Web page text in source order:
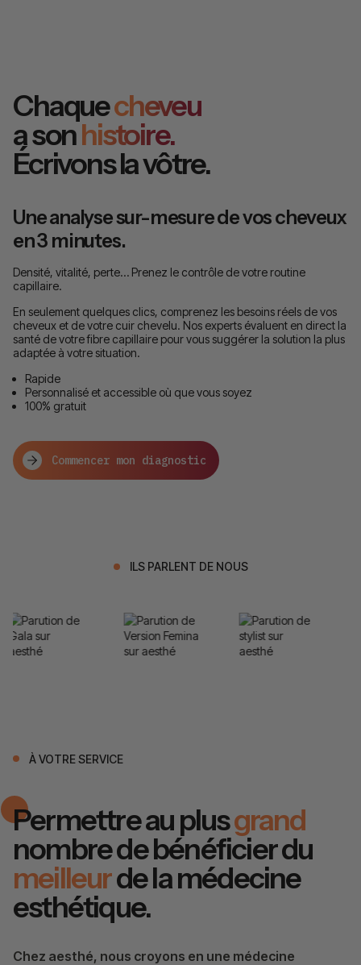
Chaquecheveu
a sonhistoire.
Écrivons la vôtre.
Une analyse sur-mesure de vos cheveux
en 3 minutes.
Densité, vitalité, perte… Prenez le contrôle de votre routine
capillaire.
En seulement quelques clics, comprenez les besoins réels de vos
cheveux et de votre cuir chevelu. Nos experts évaluent en direct la
santé de votre fibre capillaire pour vous suggérer la solution la plus
adaptée à votre situation.
Rapide
Personnalisé et accessible où que vous soyez
100% gratuit
Commencer mon diagnostic
ILS PARLENT DE NOUS
À VOTRE SERVICE
Permettre au plusgrand
nombre de bénéficier du
meilleurde la médecine
esthétique.
Chez aesthé, nous croyons en une médecine